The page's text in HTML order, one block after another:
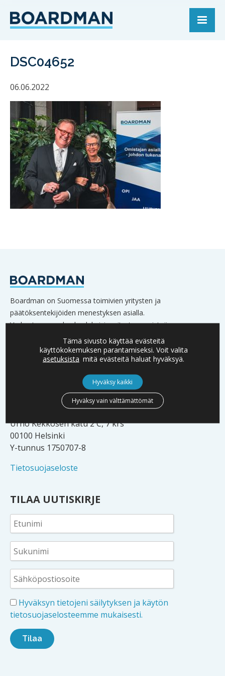
DSC04652
06.06.2022
Boardman on Suomessa toimivien yritysten ja
päätöksentekijöiden menestyksen asialla.
Verkostoomme kuuluu lukuisia yritysten omistajia,
hallitusten jäseniä sekä johtoa.
YHTEYSTIEDOT
info@boardman.fi
Urho Kekkosen katu 2 C, 7 krs
00100 Helsinki
Y-tunnus 1750707-8
Tietosuojaseloste
TILAA UUTISKIRJE
Hyväksyn tietojeni säilytyksen ja käytön
tietosuojaselosteemme mukaisesti.
Tämä sivusto käyttää evästeitä
käyttökokemuksen parantamiseksi. Voit valita
asetuksista mitä evästeitä haluat hyväksyä.
Hyväksy kaikki
Hyväksy vain välttämättömät